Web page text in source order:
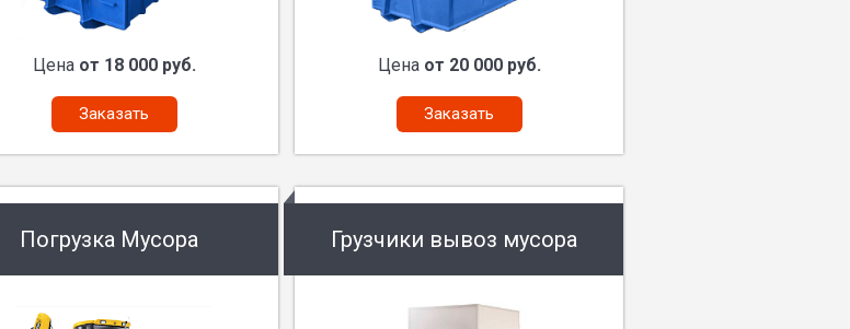
Цена от 18 000 руб.
Заказать
Цена от 20 000 руб.
Заказать
Погрузка Мусора Грузчики вывоз мусора